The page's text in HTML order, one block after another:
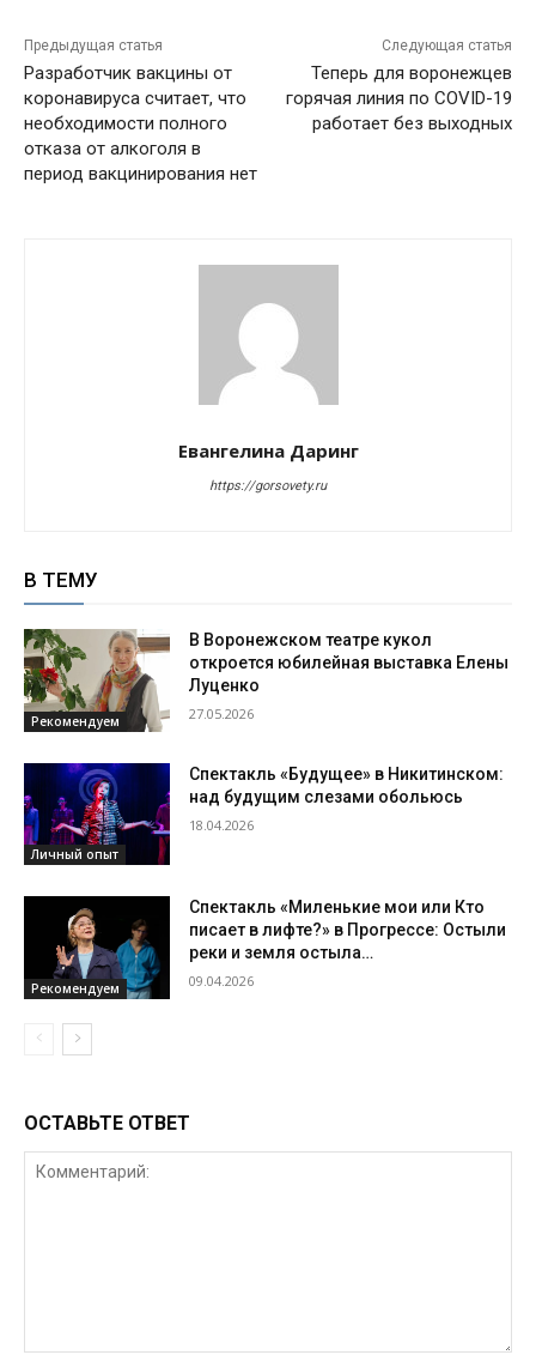
Предыдущая статья
Разработчик вакцины от
коронавируса считает, что
необходимости полного
отказа от алкоголя в
период вакцинирования нет
Следующая статья
Теперь для воронежцев
горячая линия по COVID-19
работает без выходных
Евангелина Даринг
https://gorsovety.ru
В ТЕМУ
Рекомендуем
В Воронежском театре кукол
откроется юбилейная выставка Елены
Луценко
27.05.2026
Личный опыт
Спектакль «Будущее» в Никитинском:
над будущим слезами обольюсь
18.04.2026
Рекомендуем
Спектакль «Миленькие мои или Кто
писает в лифте?» в Прогрессе: Остыли
реки и земля остыла…
09.04.2026
ОСТАВЬТЕ ОТВЕТ